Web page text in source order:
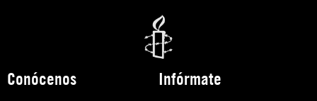
Conócenos Infórmate